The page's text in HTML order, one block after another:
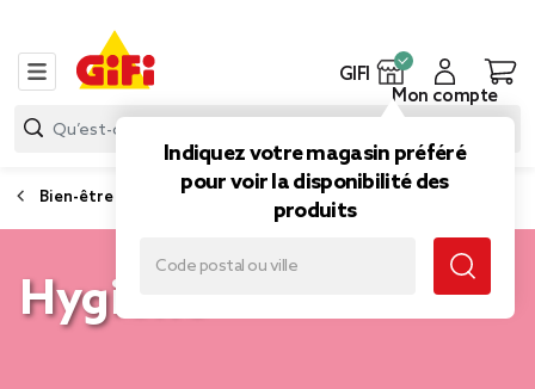
GIFI
Indiquez votre magasin préféré
pour voir la disponibilité des
produits
Mon compte
Bien-être
Hygiène